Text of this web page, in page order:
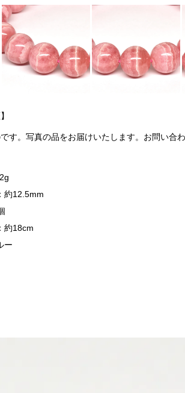
す。写真の品をお届けいたします。お問い合
約12.5mm
約18cm
ー